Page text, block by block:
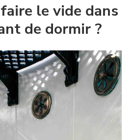
le vide dans
de dormir ?